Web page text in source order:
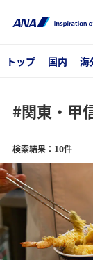
トップ 国内 海
#関東・甲
検索結果：10件